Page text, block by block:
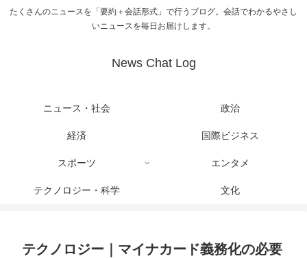
たくさんのニュースを「要約＋会話形式」で行うブログ。会話でわかるやさし
いニュースを毎日お届けします。
News Chat Log
ニュース・社会 政治
経済 国際ビジネス
スポーツ エンタメ
テクノロジー・科学 文化
テクノロジー｜マイナカード義務化の必要